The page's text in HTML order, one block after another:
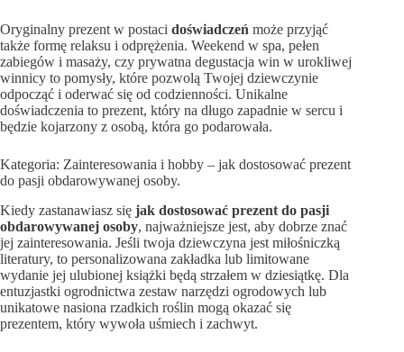
Oryginalny prezent w postaci doświadczeń może przyjąć
także formę relaksu i odprężenia. Weekend w spa, pełen
zabiegów i masaży, czy prywatna degustacja win w urokliwej
winnicy to pomysły, które pozwolą Twojej dziewczynie
odpocząć i oderwać się od codzienności. Unikalne
doświadczenia to prezent, który na długo zapadnie w sercu i
będzie kojarzony z osobą, która go podarowała.
Kategoria: Zainteresowania i hobby – jak dostosować prezent
do pasji obdarowywanej osoby.
Kiedy zastanawiasz się jak dostosować prezent do pasji
obdarowywanej osoby, najważniejsze jest, aby dobrze znać
jej zainteresowania. Jeśli twoja dziewczyna jest miłośniczką
literatury, to personalizowana zakładka lub limitowane
wydanie jej ulubionej książki będą strzałem w dziesiątkę. Dla
entuzjastki ogrodnictwa zestaw narzędzi ogrodowych lub
unikatowe nasiona rzadkich roślin mogą okazać się
prezentem, który wywoła uśmiech i zachwyt.